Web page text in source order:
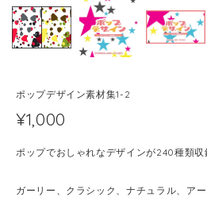
ポップデザイン素材集1-2
¥1,000
ポップでおしゃれなデザインが240種類収
ガーリー、クラシック、ナチュラル、ア